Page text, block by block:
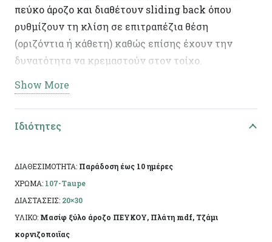
πεύκο άροζο και διαθέτουν sliding back όπου
ρυθμίζουν τη κλίση σε επιτραπέζια θέση
(οριζόντια ή κάθετη) καθώς επίσης έχουν την
δυνατότητα να κρεμαστούν στον τοίχο.
Ελληνικής κατασκευής, με χειροποίητη τεχνητή
παλαίωση και φινίρισμα από άχρωμο
προστατευτικό βερνίκι. Η πρώτη ύλη επιτρέπει να
εμφανίζονται τυχόν νερά ή ρόζοι. Το αντικείμενο
προϊόν λόγω της χειροποίητης κατασκευής του.
Show More
Ιδιότητες
ΔΙΑΘΕΣΙΜΟΤΗΤΑ: Παράδοση έως 10 ημέρες
ΧΡΩΜΑ: 107-Taupe
ΔΙΑΣΤΑΣΕΙΣ: 20×30
ΥΛΙΚΟ: Μασίφ ξύλο άροζο ΠΕΥΚΟΥ, Πλάτη mdf, Τζάμι
κορνιζοποιϊας